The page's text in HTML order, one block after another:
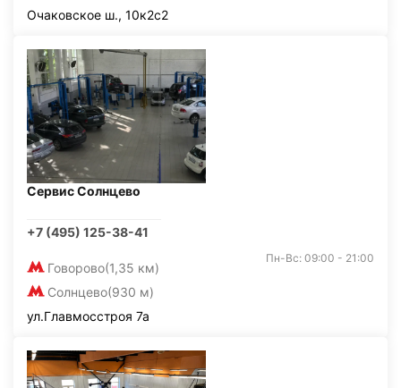
Очаковское ш., 10к2с2
Сервис Солнцево
+7 (495) 125-38-41
Говорово(1,35 км)
Солнцево(930 м)
Пн-Вс: 09:00 - 21:00
ул.Главмосстроя 7а